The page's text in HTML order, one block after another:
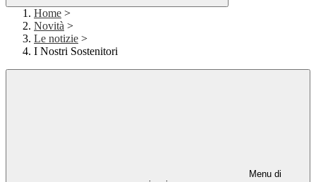
Home >
Novità >
Le notizie >
I Nostri Sostenitori
Menu di